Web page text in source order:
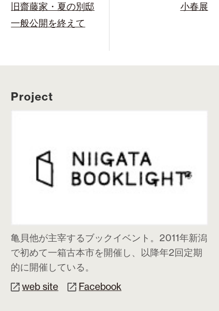
旧齋藤家・夏の別邸
一般公開を終えて
小春展
Project
亀貝他が主宰するブックイベント。2011年新潟
で初めて一箱古本市を開催し、以降年2回定期
的に開催している。
web site
Facebook